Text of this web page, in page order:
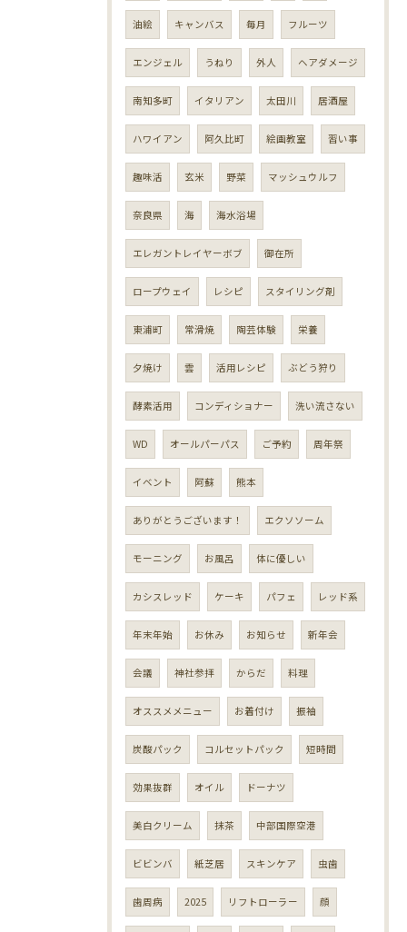
油絵 キャンバス 毎月 フルーツ
エンジェル うねり 外人 ヘアダメージ
南知多町 イタリアン 太田川 居酒屋
ハワイアン 阿久比町 絵画教室 習い事
趣味活 玄米 野菜 マッシュウルフ
奈良県 海 海水浴場
エレガントレイヤーボブ 御在所
ロープウェイ レシピ スタイリング剤
東浦町 常滑焼 陶芸体験 栄養
夕焼け 雲 活用レシピ ぶどう狩り
酵素活用 コンディショナー 洗い流さない
WD オールパーパス ご予約 周年祭
イベント 阿蘇 熊本
ありがとうございます！ エクソソーム
モーニング お風呂 体に優しい
カシスレッド ケーキ パフェ レッド系
年末年始 お休み お知らせ 新年会
会議 神社参拝 からだ 料理
オススメメニュー お着付け 振袖
炭酸パック コルセットパック 短時間
効果抜群 オイル ドーナツ
美白クリーム 抹茶 中部国際空港
ビビンバ 紙芝居 スキンケア 虫歯
歯周病 2025 リフトローラー 顔